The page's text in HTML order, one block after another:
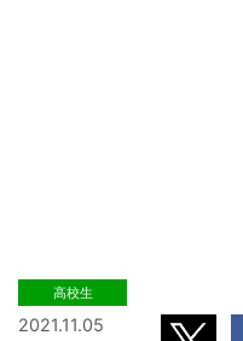
高校生
2021.11.05